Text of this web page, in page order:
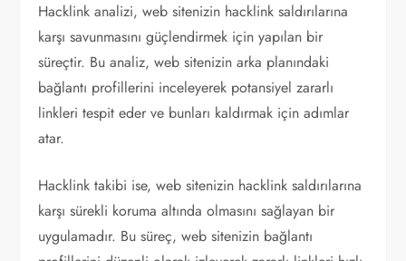
Hacklink analizi, web sitenizin hacklink saldırılarına
karşı savunmasını güçlendirmek için yapılan bir
süreçtir. Bu analiz, web sitenizin arka planındaki
bağlantı profillerini inceleyerek potansiyel zararlı
linkleri tespit eder ve bunları kaldırmak için adımlar
atar.
Hacklink takibi ise, web sitenizin hacklink saldırılarına
karşı sürekli koruma altında olmasını sağlayan bir
uygulamadır. Bu süreç, web sitenizin bağlantı